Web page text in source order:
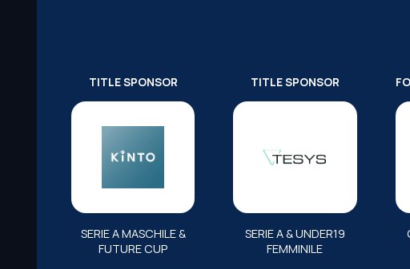
TITLE SPONSOR
SERIE A MASCHILE &
FUTURE CUP
TITLE SPONSOR
SERIE A & UNDER19
FEMMINILE